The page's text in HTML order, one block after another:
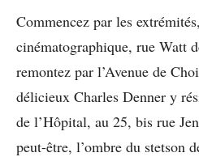
Commencez par les
cinématographique, rue Watt
remontez par l’Avenue de
délicieux Charles Denner y
de l’Hôpital, au 25, bis rue
peut-être, l’ombre du stetson